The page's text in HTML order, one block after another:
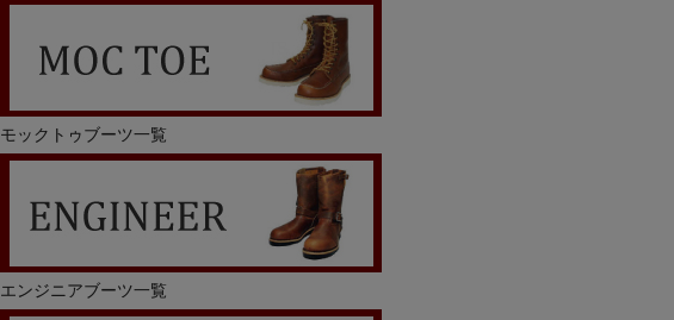
モックトゥブーツ一覧
エンジニアブーツ一覧